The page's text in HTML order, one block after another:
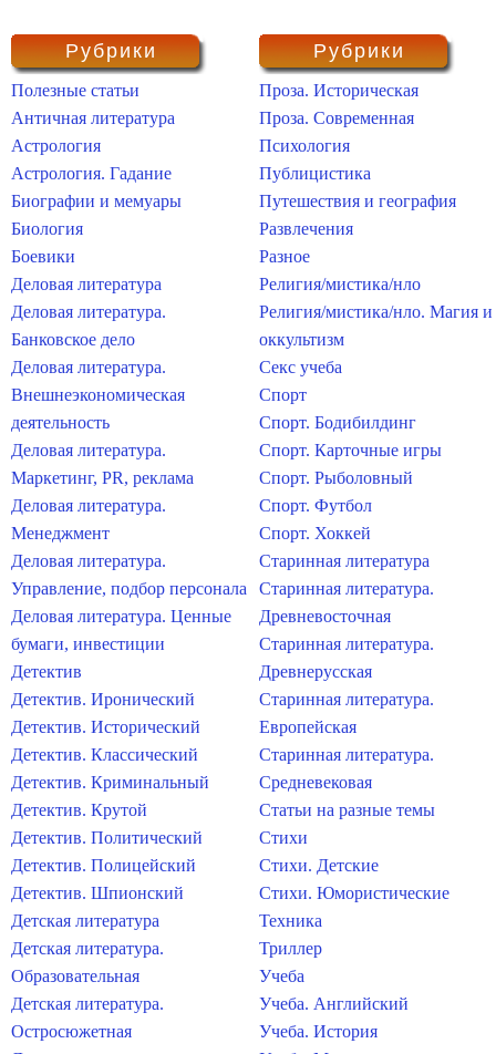
Рубрики
Полезные статьи
Античная литература
Астрология
Астрология. Гадание
Биографии и мемуары
Биология
Боевики
Деловая литература
Деловая литература.
Банковское дело
Деловая литература.
Внешнеэкономическая
деятельность
Деловая литература.
Маркетинг, PR, реклама
Деловая литература.
Менеджмент
Деловая литература.
Управление, подбор персонала
Деловая литература. Ценные
бумаги, инвестиции
Детектив
Детектив. Иронический
Детектив. Исторический
Детектив. Классический
Детектив. Криминальный
Детектив. Крутой
Детектив. Политический
Детектив. Полицейский
Детектив. Шпионский
Детская литература
Детская литература.
Образовательная
Детская литература.
Остросюжетная
Рубрики
Проза. Историческая
Проза. Современная
Психология
Публицистика
Путешествия и география
Развлечения
Разное
Религия/мистика/нло
Религия/мистика/нло. Магия и
оккультизм
Секс учеба
Спорт
Спорт. Бодибилдинг
Спорт. Карточные игры
Спорт. Рыболовный
Спорт. Футбол
Спорт. Хоккей
Старинная литература
Старинная литература.
Древневосточная
Старинная литература.
Древнерусская
Старинная литература.
Европейская
Старинная литература.
Средневековая
Статьи на разные темы
Стихи
Стихи. Детские
Стихи. Юмористические
Техника
Триллер
Учеба
Учеба. Английский
Учеба. История